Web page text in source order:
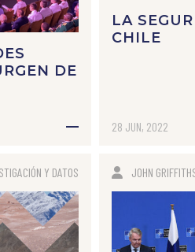
DE
LA
CHILE
28 JUN, 2022
Y DATOS JOHN